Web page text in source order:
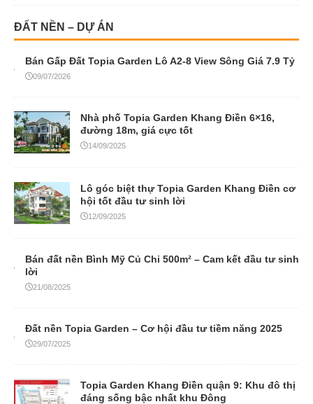
ĐẤT NỀN – DỰ ÁN
Bán Gấp Đất Topia Garden Lô A2-8 View Sông Giá 7.9 Tỷ
09/07/2026
Nhà phố Topia Garden Khang Điền 6×16,
đường 18m, giá cực tốt
14/09/2025
Lô góc biệt thự Topia Garden Khang Điền cơ
hội tốt đầu tư sinh lời
12/09/2025
Bán đất nền Bình Mỹ Củ Chi 500m² – Cam kết đầu tư sinh
lời
21/08/2025
Đất nền Topia Garden – Cơ hội đầu tư tiềm năng 2025
29/07/2025
Topia Garden Khang Điền quận 9: Khu đô thị
đáng sống bậc nhất khu Đông